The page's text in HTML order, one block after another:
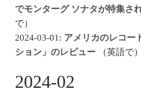
でモンターグ ソナタが特集さ
で）
2024-03-01: アメリカのレコー
ション」のレビュー （英語で）
2024-02